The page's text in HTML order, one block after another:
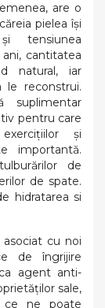
are o
pielea își
tensiunea
cantitatea
natural, iar
le reconstrui.
suplimentar
pentru care
și
importantă.
de
de spate.
hidratarea si
cu noi
de îngrijire
agent anti-
sale,
ce ne poate